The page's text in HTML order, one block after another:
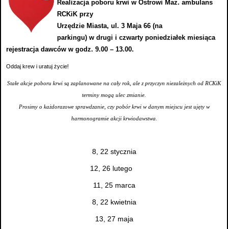
Realizacja poboru krwi w Ostrowi Maz. ambulans
RCKiK przy
Urzędzie Miasta, ul. 3 Maja 66 (na
parkingu) w drugi i czwarty poniedziałek miesiąca
rejestracja dawców w godz. 9.00 – 13.00.
Oddaj krew i uratuj życie!
Stałe akcje poboru krwi są zaplanowane na cały rok, ale z przyczyn niezależnych od RCKiK
terminy mogą ulec zmianie.
Prosimy o każdorazowe sprawdzanie, czy pobór krwi w danym miejscu jest ujęty w
harmonogramie akcji krwiodawstwa.
8, 22 stycznia
12, 26 lutego
11, 25 marca
8, 22 kwietnia
13, 27 maja